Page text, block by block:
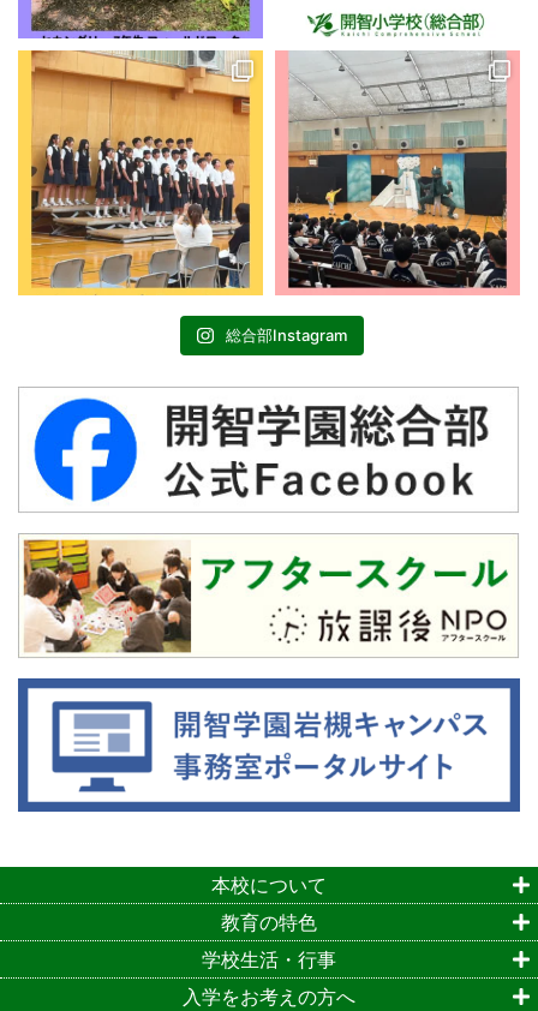
総合部Instagram
本校について
教育の特色
学校生活・行事
入学をお考えの方へ